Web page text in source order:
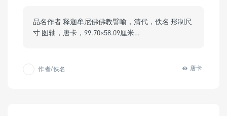
品名作者 释迦牟尼佛佛教譬喻，清代，佚名 形制尺
寸 图轴，唐卡，99.70×58.09厘米…
作者/佚名 唐卡